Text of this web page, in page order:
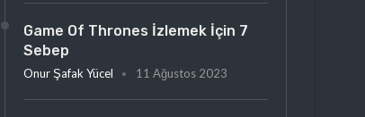
Game Of Thrones İzlemek İçin 7
Sebep
Onur Şafak Yücel 11 Ağustos 2023